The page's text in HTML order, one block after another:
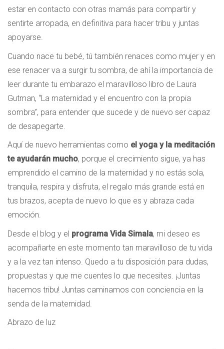
estar en contacto con otras mamás para compartir y
sentirte arropada, en definitiva para hacer tribu y juntas
apoyarse.
Cuando nace tu bebé, tú también renaces como mujer y en
ese renacer va a surgir tu sombra, de ahí la importancia de
leer durante tu embarazo el maravilloso libro de Laura
Gutman, “La maternidad y el encuentro con la propia
sombra”, para entender que sucede y de nuevo ser capaz
de desapegarte.
Aquí de nuevo herramientas como el yoga y la meditación
te ayudarán mucho, porque el crecimiento sigue, ya has
emprendido el camino de la maternidad y no estás sola,
tranquila, respira y disfruta, el regalo más grande está en
tus brazos, acepta de nuevo lo que es y abraza cada
emoción.
Desde el blog y el programa Vida Simala, mi deseo es
acompañarte en este momento tan maravilloso de tu vida
y a la vez tan intenso. Quedo a tu disposición para dudas,
propuestas y que me cuentes lo que necesites. ¡Juntas
hacemos tribu! Juntas caminamos con conciencia en la
senda de la maternidad.
Abrazo de luz